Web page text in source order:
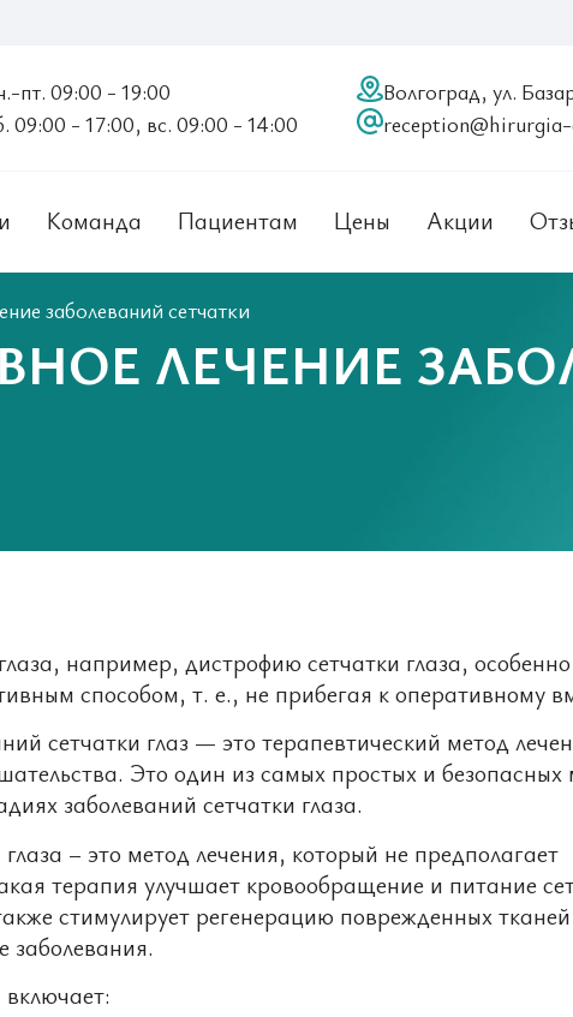
пт. 09:00 - 19:00
09:00 - 17:00, вс. 09:00 - 14:00
Волгоград, ул.
Команда Пациентам Цены Акции
заболеваний сетчатки
ЛЕЧЕНИЕ
например, дистрофию сетчатки глаза,
способом, т. е., не прибегая к оперативному
сетчатки глаз — это терапевтический метод
Это один из самых простых и безопасных
заболеваний сетчатки глаза.
– это метод лечения, который не предполагает
терапия улучшает кровообращение и питание
стимулирует регенерацию поврежденных
заболевания.